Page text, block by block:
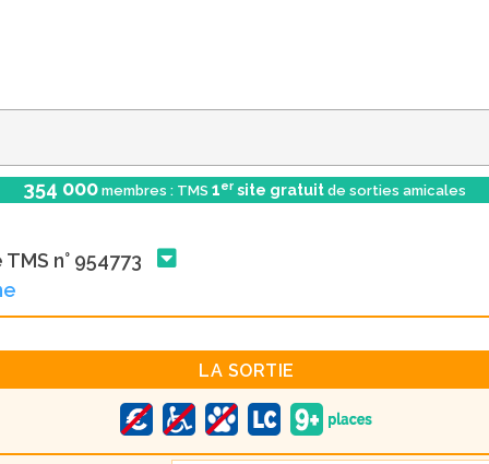
354 000 membres : TMS 1er site gratuit de sorties amicales
n° 954773
LA SORTIE